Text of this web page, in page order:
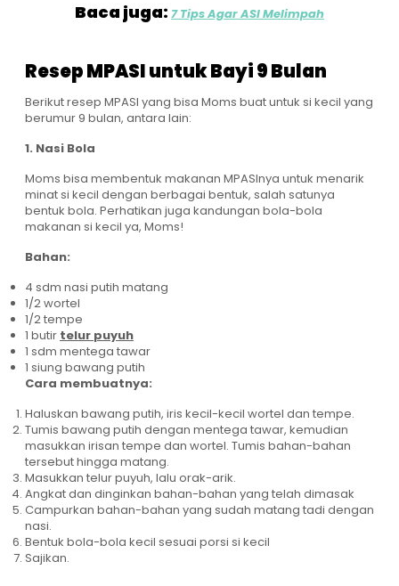
Baca juga: 7 Tips Agar ASI Melimpah
Resep MPASI untuk Bayi 9 Bulan
Berikut resep MPASI yang bisa Moms buat untuk si kecil yang
berumur 9 bulan, antara lain:
1. Nasi Bola
Moms bisa membentuk makanan MPASInya untuk menarik
minat si kecil dengan berbagai bentuk, salah satunya
bentuk bola. Perhatikan juga kandungan bola-bola
makanan si kecil ya, Moms!
Bahan:
4 sdm nasi putih matang
1/2 wortel
1/2 tempe
1 butir telur puyuh
1 sdm mentega tawar
1 siung bawang putih
Cara membuatnya:
Haluskan bawang putih, iris kecil-kecil wortel dan tempe.
Tumis bawang putih dengan mentega tawar, kemudian
masukkan irisan tempe dan wortel. Tumis bahan-bahan
tersebut hingga matang.
Masukkan telur puyuh, lalu orak-arik.
Angkat dan dinginkan bahan-bahan yang telah dimasak
Campurkan bahan-bahan yang sudah matang tadi dengan
nasi.
Bentuk bola-bola kecil sesuai porsi si kecil
Sajikan.